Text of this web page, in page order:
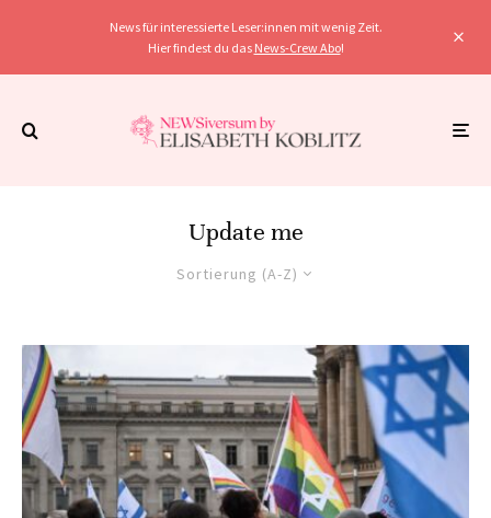
News für interessierte Leser:innen mit wenig Zeit.
Hier findest du das News-Crew Abo!
Update me
Sortierung (A-Z)